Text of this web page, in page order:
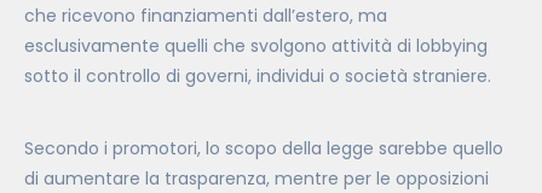
che ricevono finanziamenti dall’estero, ma
esclusivamente quelli che svolgono attività di lobbying
sotto il controllo di governi, individui o società straniere.
Secondo i promotori, lo scopo della legge sarebbe quello
di aumentare la trasparenza, mentre per le opposizioni